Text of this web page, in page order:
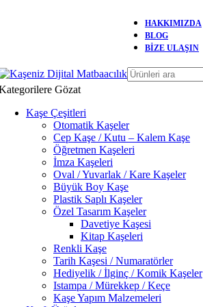
HAKKIMIZDA
BLOG
BİZE ULAŞIN
Gözat
Kaşe Çeşitleri
Otomatik Kaşeler
Cep Kaşe / Kutu – Kalem Kaşe
Öğretmen Kaşeleri
İmza Kaşeleri
Oval / Yuvarlak / Kare Kaşeler
Büyük Boy Kaşe
Plastik Saplı Kaşeler
Özel Tasarım Kaşeler
Davetiye Kaşesi
Kitap Kaşeleri
Renkli Kaşe
Tarih Kaşesi / Numaratörler
Hediyelik / İlginç / Komik Kaşeler
Istampa / Mürekkep / Keçe
Kaşe Yapım Malzemeleri